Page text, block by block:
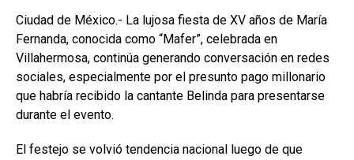
Ciudad de México.- La lujosa fiesta de XV años de María
Fernanda, conocida como “Mafer”, celebrada en
Villahermosa, continúa generando conversación en redes
sociales, especialmente por el presunto pago millonario
que habría recibido la cantante Belinda para presentarse
durante el evento.
El festejo se volvió tendencia nacional luego de que